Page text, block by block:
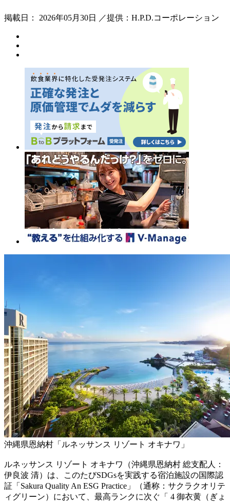
掲載日： 2026年05月30日 ／提供：H.P.D.コーポレーション
沖縄県恩納村「ルネッサンス リゾート オキナワ」
ルネッサンス リゾート オキナワ（沖縄県恩納村 総支配人：
伊良波 清）は、このたびSDGsを実践する宿泊施設の国際認
証「Sakura Quality An ESG Practice」（通称：サクラクオリテ
ィグリーン）において、最高ランクに次ぐ「 4 御衣黄（ぎょ